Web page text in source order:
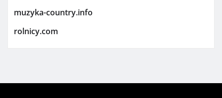
muzyka-country.info
rolnicy.com